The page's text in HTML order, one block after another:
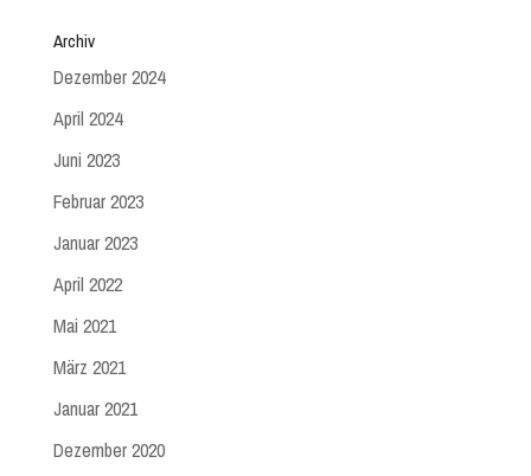
Archiv
Dezember 2024
April 2024
Juni 2023
Februar 2023
Januar 2023
April 2022
Mai 2021
März 2021
Januar 2021
Dezember 2020